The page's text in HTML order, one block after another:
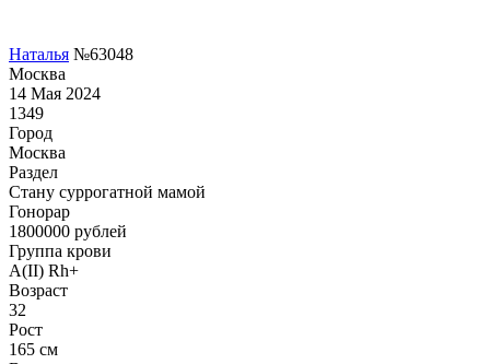
Наталья №63048
Москва
14 Мая 2024
1349
Город
Москва
Раздел
Cтану суррогатной мамой
Гонoрар
1800000 рублей
Группа крови
A(II) Rh+
Возраст
32
Рост
165 см